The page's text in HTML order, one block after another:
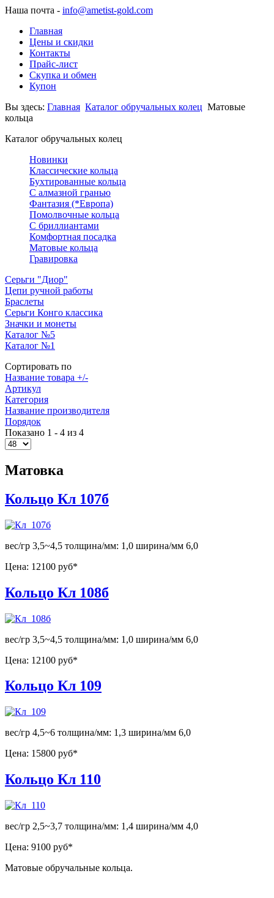
Наша почта - info@ametist-gold.com
Главная
Цены и скидки
Контакты
Прайс-лист
Скупка и обмен
Купон
Вы здесь: Главная Каталог обручальных колец Матовые
кольца
Каталог обручальных колец
Новинки
Классические кольца
Бухтированные кольца
С алмазной гранью
Фантазия (*Европа)
Помолвочные кольца
С бриллиантами
Комфортная посадка
Матовые кольца
Гравировка
Серьги "Диор"
Цепи ручной работы
Браслеты
Серьги Конго классика
Значки и монеты
Каталог №5
Каталог №1
Сортировать по
Название товара +/-
Артикул
Категория
Название производителя
Порядок
Показано 1 - 4 из 4
Матовка
Кольцо Кл 107б
вес/гр 3,5~4,5 толщина/мм: 1,0 ширина/мм 6,0
Цена: 12100 руб*
Кольцо Кл 108б
вес/гр 3,5~4,5 толщина/мм: 1,0 ширина/мм 6,0
Цена: 12100 руб*
Кольцо Кл 109
вес/гр 4,5~6 толщина/мм: 1,3 ширина/мм 6,0
Цена: 15800 руб*
Кольцо Кл 110
вес/гр 2,5~3,7 толщина/мм: 1,4 ширина/мм 4,0
Цена: 9100 руб*
Матовые обручальные кольца.